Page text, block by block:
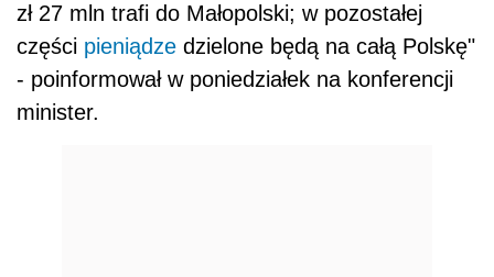
zł 27 mln trafi do Małopolski; w pozostałej
części pieniądze dzielone będą na całą Polskę"
- poinformował w poniedziałek na konferencji
minister.